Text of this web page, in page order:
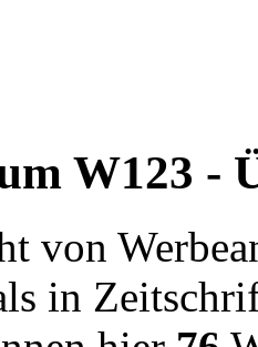
W123 -
von
in